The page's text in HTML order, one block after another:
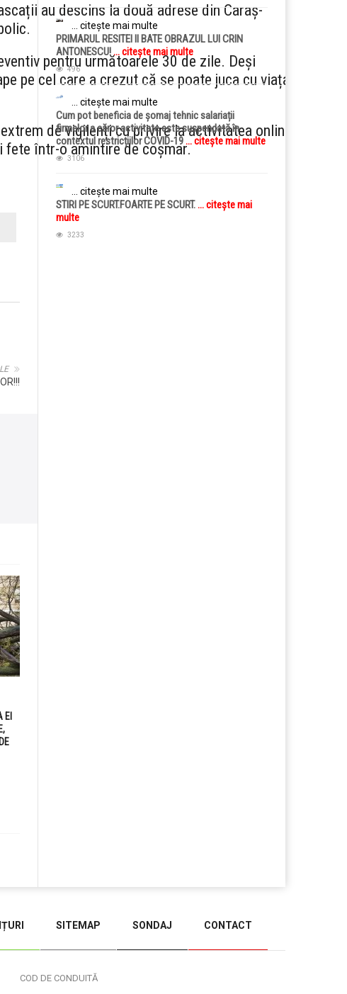
au descins la două adrese din Caraș-
pentru următoarele 30 de zile. Deși
pe cel care a crezut că se poate juca cu viața
de vigilenți cu privire la activitatea online a
fete într-o amintire de coșmar.
EI
... citește mai multe
PRIMARUL RESITEI II BATE OBRAZUL LUI CRIN
ANTONESCU!... citește mai multe
496
... citește mai multe
Cum pot beneficia de șomaj tehnic salariații
firmelor a căror activitate este suspendată în
contextul restricțiilor COVID-19... citește mai multe
3106
... citește mai multe
STIRI PE SCURT.FOARTE PE SCURT.... citește mai
multe
3233
SITEMAP SONDAJ CONTACT
COD DE CONDUITĂ